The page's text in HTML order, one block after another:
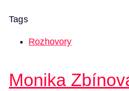
Tags
Rozhovory
Monika